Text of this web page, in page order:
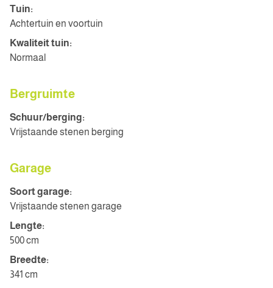
Tuin:
Achtertuin en voortuin
Kwaliteit tuin:
Normaal
Bergruimte
Schuur/berging:
Vrijstaande stenen berging
Garage
Soort garage:
Vrijstaande stenen garage
Lengte:
500 cm
Breedte:
341 cm